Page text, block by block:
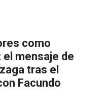
como
el mensaje de
tras el
Facundo